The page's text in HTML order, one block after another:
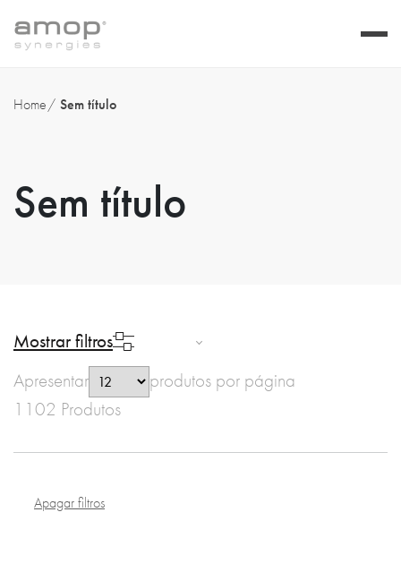
Home Sem título
Sem título
Apagar filtros
Mostrar filtros
Apresentar
produtos por página
1102 Produtos